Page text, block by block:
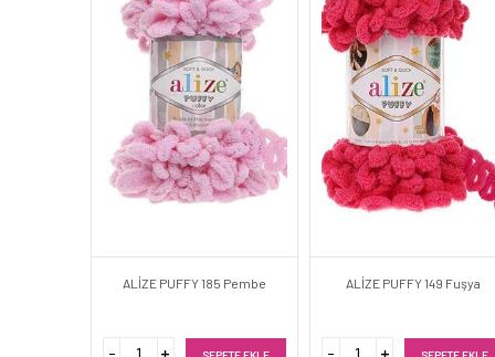
ALİZE PUFFY 185 Pembe ALİZE PUFFY 149 Fuşya